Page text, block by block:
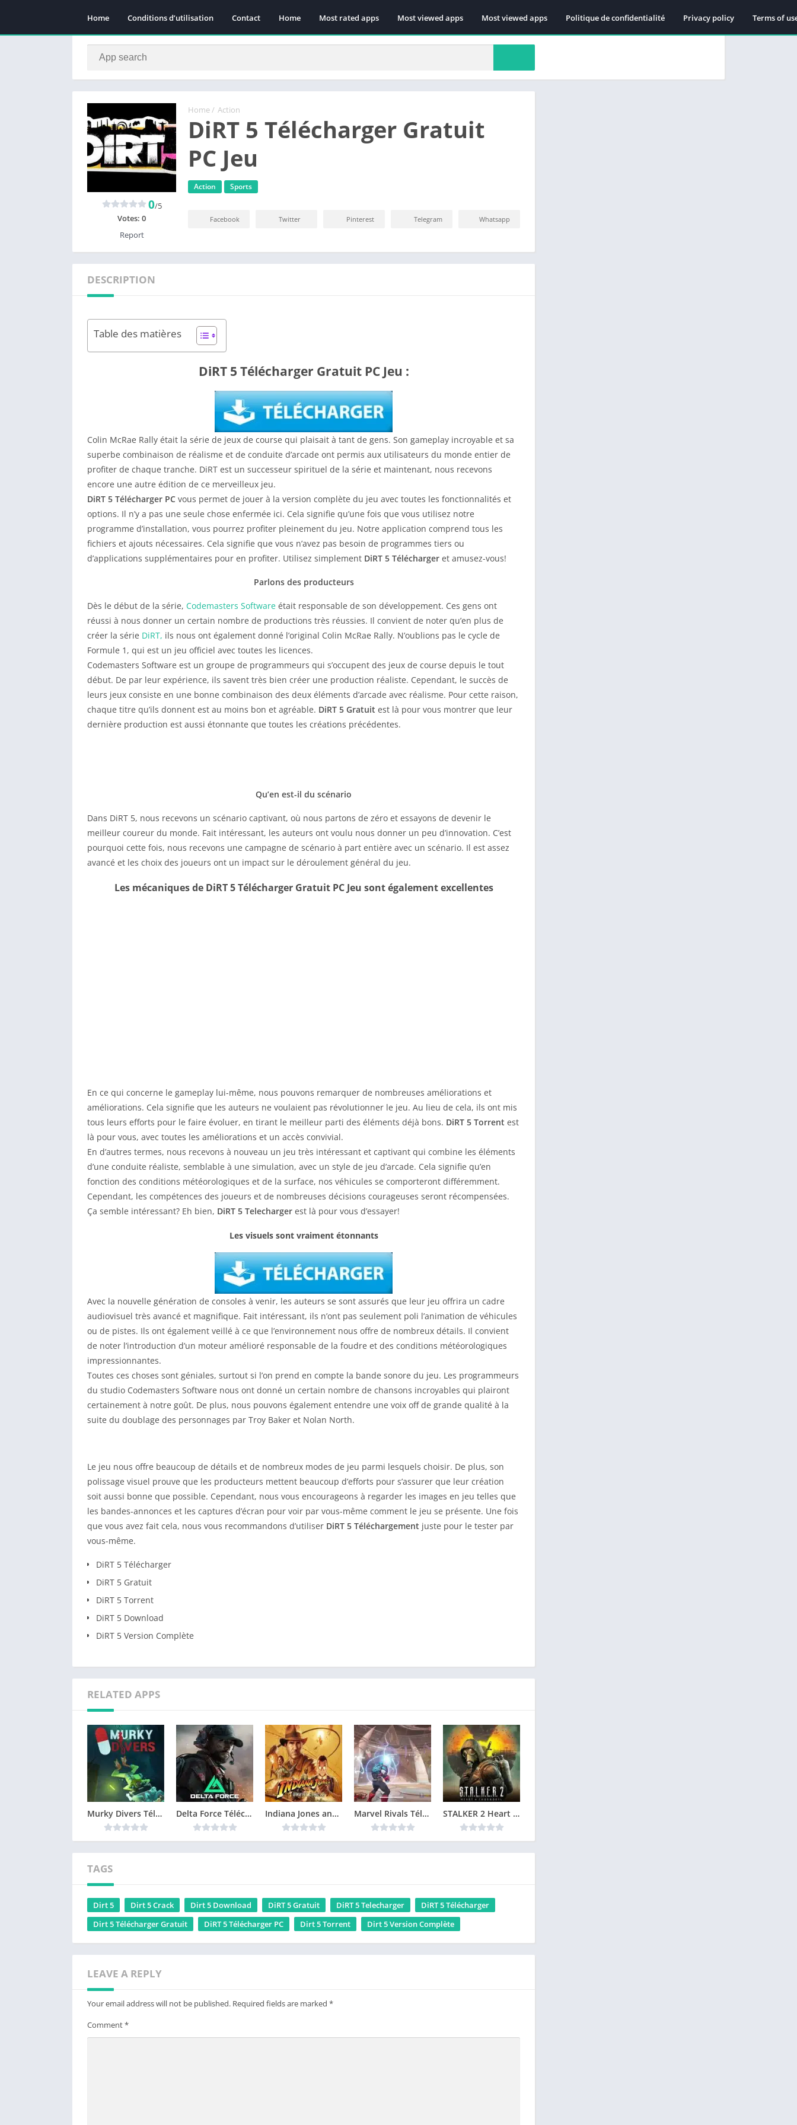
Home Conditions d’utilisation Contact Home Most rated apps Most viewed apps Most viewed apps Politique de confidentialité Privacy policy Terms of
Home / Action
DiRT 5 Télécharger Gratuit
PC Jeu
Action Sports
0/5
Votes: 0
Report
Facebook Twitter Pinterest Telegram Whatsapp
DESCRIPTION
Table des matières
DiRT 5 Télécharger Gratuit PC Jeu :
Colin McRae Rally était la série de jeux de course qui plaisait à tant de gens. Son gameplay incroyable et sa
superbe combinaison de réalisme et de conduite d’arcade ont permis aux utilisateurs du monde entier de
profiter de chaque tranche. DiRT est un successeur spirituel de la série et maintenant, nous recevons
encore une autre édition de ce merveilleux jeu.
DiRT 5 Télécharger PC vous permet de jouer à la version complète du jeu avec toutes les fonctionnalités et
options. Il n’y a pas une seule chose enfermée ici. Cela signifie qu’une fois que vous utilisez notre
programme d’installation, vous pourrez profiter pleinement du jeu. Notre application comprend tous les
fichiers et ajouts nécessaires. Cela signifie que vous n’avez pas besoin de programmes tiers ou
d’applications supplémentaires pour en profiter. Utilisez simplement DiRT 5 Télécharger et amusez-vous!
Parlons des producteurs
Dès le début de la série, Codemasters Software était responsable de son développement. Ces gens ont
réussi à nous donner un certain nombre de productions très réussies. Il convient de noter qu’en plus de
créer la série DiRT, ils nous ont également donné l’original Colin McRae Rally. N’oublions pas le cycle de
Formule 1, qui est un jeu officiel avec toutes les licences.
Codemasters Software est un groupe de programmeurs qui s’occupent des jeux de course depuis le tout
début. De par leur expérience, ils savent très bien créer une production réaliste. Cependant, le succès de
leurs jeux consiste en une bonne combinaison des deux éléments d’arcade avec réalisme. Pour cette raison,
chaque titre qu’ils donnent est au moins bon et agréable. DiRT 5 Gratuit est là pour vous montrer que leur
dernière production est aussi étonnante que toutes les créations précédentes.
Qu’en est-il du scénario
Dans DiRT 5, nous recevons un scénario captivant, où nous partons de zéro et essayons de devenir le
meilleur coureur du monde. Fait intéressant, les auteurs ont voulu nous donner un peu d’innovation. C’est
pourquoi cette fois, nous recevons une campagne de scénario à part entière avec un scénario. Il est assez
avancé et les choix des joueurs ont un impact sur le déroulement général du jeu.
Les mécaniques de DiRT 5 Télécharger Gratuit PC Jeu sont également excellentes
En ce qui concerne le gameplay lui-même, nous pouvons remarquer de nombreuses améliorations et
améliorations. Cela signifie que les auteurs ne voulaient pas révolutionner le jeu. Au lieu de cela, ils ont mis
tous leurs efforts pour le faire évoluer, en tirant le meilleur parti des éléments déjà bons. DiRT 5 Torrent est
là pour vous, avec toutes les améliorations et un accès convivial.
En d’autres termes, nous recevons à nouveau un jeu très intéressant et captivant qui combine les éléments
d’une conduite réaliste, semblable à une simulation, avec un style de jeu d’arcade. Cela signifie qu’en
fonction des conditions météorologiques et de la surface, nos véhicules se comporteront différemment.
Cependant, les compétences des joueurs et de nombreuses décisions courageuses seront récompensées.
Ça semble intéressant? Eh bien, DiRT 5 Telecharger est là pour vous d’essayer!
Les visuels sont vraiment étonnants
Avec la nouvelle génération de consoles à venir, les auteurs se sont assurés que leur jeu offrira un cadre
audiovisuel très avancé et magnifique. Fait intéressant, ils n’ont pas seulement poli l’animation de véhicules
ou de pistes. Ils ont également veillé à ce que l’environnement nous offre de nombreux détails. Il convient
de noter l’introduction d’un moteur amélioré responsable de la foudre et des conditions météorologiques
impressionnantes.
Toutes ces choses sont géniales, surtout si l’on prend en compte la bande sonore du jeu. Les programmeurs
du studio Codemasters Software nous ont donné un certain nombre de chansons incroyables qui plairont
certainement à notre goût. De plus, nous pouvons également entendre une voix off de grande qualité à la
suite du doublage des personnages par Troy Baker et Nolan North.
Le jeu nous offre beaucoup de détails et de nombreux modes de jeu parmi lesquels choisir. De plus, son
polissage visuel prouve que les producteurs mettent beaucoup d’efforts pour s’assurer que leur création
soit aussi bonne que possible. Cependant, nous vous encourageons à regarder les images en jeu telles que
les bandes-annonces et les captures d’écran pour voir par vous-même comment le jeu se présente. Une fois
que vous avez fait cela, nous vous recommandons d’utiliser DiRT 5 Téléchargement juste pour le tester par
vous-même.
DiRT 5 Télécharger
DiRT 5 Gratuit
DiRT 5 Torrent
DiRT 5 Download
DiRT 5 Version Complète
RELATED APPS
Murky Divers Télécharger jeu PC Delta Force Télécharger jeu PC Indiana Jones and the Great Circle Télécharger jeu PC Marvel Rivals Télécharger jeu PC STALKER 2 Heart of Chornobyl Télécharger jeu PC
TAGS
Dirt 5 Dirt 5 Crack Dirt 5 Download DiRT 5 Gratuit DiRT 5 Telecharger
DiRT 5 Télécharger
Dirt 5 Télécharger Gratuit
DiRT 5 Télécharger PC Dirt 5 Torrent Dirt 5 Version Complète
LEAVE A REPLY
Your email address will not be published. Required fields are marked *
Comment*